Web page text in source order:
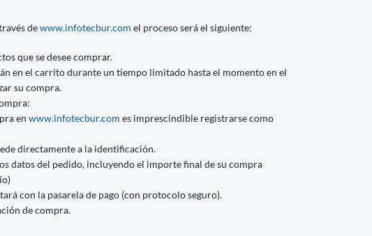
dewww.infotecbur.com el proceso será el siguiente:
que se desee comprar.
en el carrito durante un tiempo limitado hasta el momento en el
su compra.
en www.infotecbur.com es imprescindible registrarse como
directamente a la identificación.
datos del pedido, incluyendo el importe final de su compra
con la pasarela de pago (con protocolo seguro).
de compra.